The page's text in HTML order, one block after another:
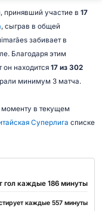
участие в 17
, сыграв в общей
забивает в
Благодаря этим
находится 17 из 302
минимум 3 матча.
в текущем
Суперлига списке
гол каждые 186 минуты
каждые 557 минуты